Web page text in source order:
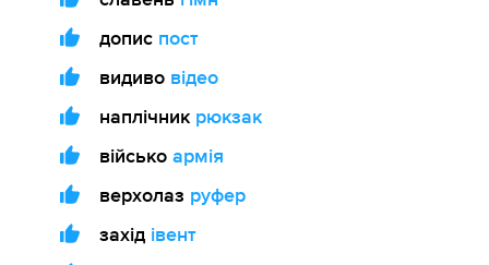
допис пост
видиво відео
наплічник рюкзак
військо армія
верхолаз руфер
захід івент